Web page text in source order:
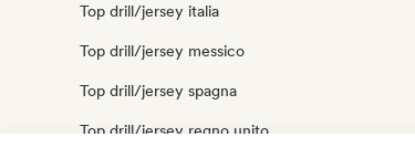
Top drill/jersey italia
Top drill/jersey messico
Top drill/jersey spagna
Top drill/jersey regno unito